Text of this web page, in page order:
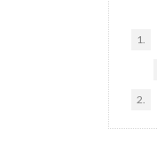
1.
2.